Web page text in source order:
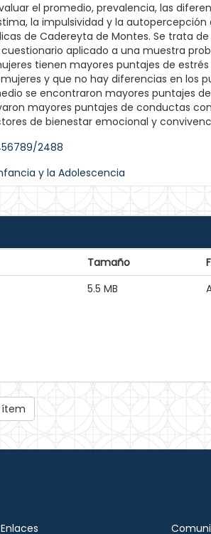
el promedio, prevalencia, las
la impulsividad y la
de Cadereyta de Montes. Se trata
aplicado a una muestra
tienen mayores puntajes de
y que no hay diferencias en los
se encontraron mayores puntajes
mayores puntajes de conductas
de bienestar emocional y
2488
y la Adolescencia
Tamaño
5.5 MB
ítem
Enlaces